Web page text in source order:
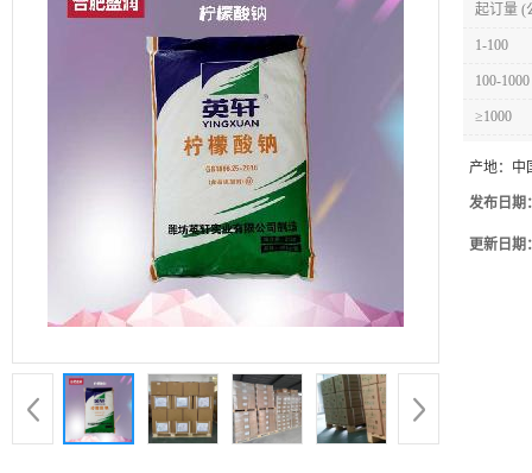
起订量 (
1-100
100-1000
≥1000
产地： 中
发布日期
更新日期